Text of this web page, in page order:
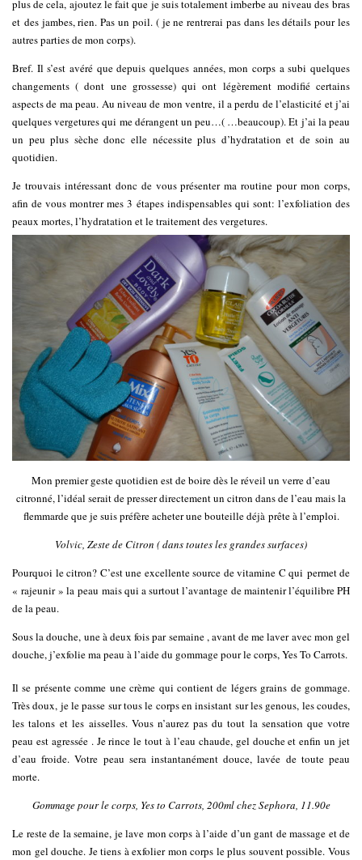
plus de cela, ajoutez le fait que je suis totalement imberbe au niveau des bras
et des jambes, rien. Pas un poil. ( je ne rentrerai pas dans les détails pour les
autres parties de mon corps).
Bref. Il s’est avéré que depuis quelques années, mon corps a subi quelques
changements ( dont une grossesse) qui ont légèrement modifié certains
aspects de ma peau. Au niveau de mon ventre, il a perdu de l’elasticité et j’ai
quelques vergetures qui me dérangent un peu…( …beaucoup). Et j’ai la peau
un peu plus sèche donc elle nécessite plus d’hydratation et de soin au
quotidien.
Je trouvais intéressant donc de vous présenter ma routine pour mon corps,
afin de vous montrer mes 3 étapes indispensables qui sont: l’exfoliation des
peaux mortes, l’hydratation et le traitement des vergetures.
Mon premier geste quotidien est de boire dès le réveil un verre d’eau
citronné, l’idéal serait de presser directement un citron dans de l’eau mais la
flemmarde que je suis préfère acheter une bouteille déjà prête à l’emploi.
Volvic, Zeste de Citron ( dans toutes les grandes surfaces)
Pourquoi le citron? C’est une excellente source de vitamine C qui permet de
« rajeunir » la peau mais qui a surtout l’avantage de maintenir l’équilibre PH
de la peau.
Sous la douche, une à deux fois par semaine , avant de me laver avec mon gel
douche, j’exfolie ma peau à l’aide du gommage pour le corps, Yes To Carrots.
Il se présente comme une crème qui contient de légers grains de gommage.
Très doux, je le passe sur tous le corps en insistant sur les genous, les coudes,
les talons et les aisselles. Vous n’aurez pas du tout la sensation que votre
peau est agressée . Je rince le tout à l’eau chaude, gel douche et enfin un jet
d’eau froide. Votre peau sera instantanément douce, lavée de toute peau
morte.
Gommage pour le corps, Yes to Carrots, 200ml chez Sephora, 11.90e
Le reste de la semaine, je lave mon corps à l’aide d’un gant de massage et de
mon gel douche. Je tiens à exfolier mon corps le plus souvent possible. Vous